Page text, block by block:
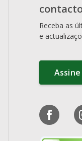
Receba as
e
Assine